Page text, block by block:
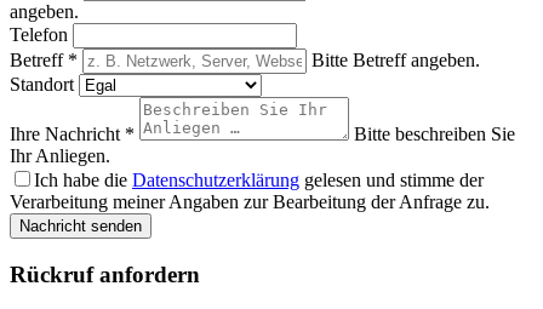
angeben.
Telefon
Betreff *
Bitte Betreff angeben.
Standort
Ihre Nachricht *
Bitte beschreiben Sie
Ihr Anliegen.
Ich habe die Datenschutzerklärung gelesen und stimme der
Verarbeitung meiner Angaben zur Bearbeitung der Anfrage zu.
Nachricht senden
Rückruf anfordern